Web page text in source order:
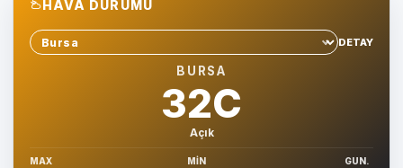
HAVA DURUMU
Sehir sec
DETAY
BURSA
32C
Açık
MAX MIN GUN.